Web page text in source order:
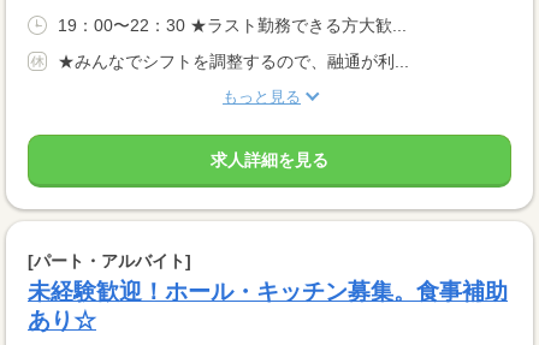
19：00〜22：30 ★ラスト勤務できる方大歓...
★みんなでシフトを調整するので、融通が利...
もっと見る
求人詳細を見る
[パート・アルバイト]
未経験歓迎！ホール・キッチン募集。食事補助
あり☆